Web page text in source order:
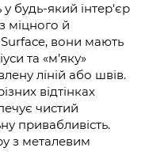
у будь-який інтер'єр
міцного й
вони мають
та «м’яку»
ліній або швів.
відтінках
чистий
привабливість.
з металевим